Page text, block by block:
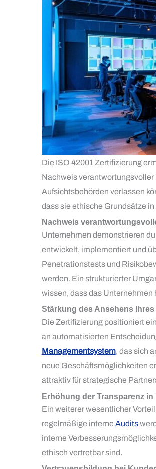
Die ISO 42001 Zertifizierung
Nachweis verantwortungsvoller
Aufsichtsbehörden verlassen
dass sie ethische Grundsätze
Nachweis
Unternehmen demonstrieren
entwickelt, implementiert und
Penetrationstests und
werden. Ein strukturierter
wissen, dass das Unternehmen
Stärkung des Ansehens
Die Zertifizierung positioniert
an automatisierten
Managementsystem, das sich
neue Geschäftsmöglichkeiten
attraktiv für strategische
Erhöhung der Transparenz
Ein weiterer wesentlicher
regelmäßige interne Audits
interne
ethisch vertretbar sind.